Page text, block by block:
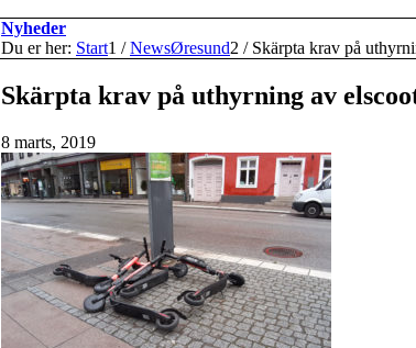
Nyheder
Du er her: Start1 / NewsØresund2 / Skärpta krav på
Skärpta krav på uthyrning av
8 marts, 2019